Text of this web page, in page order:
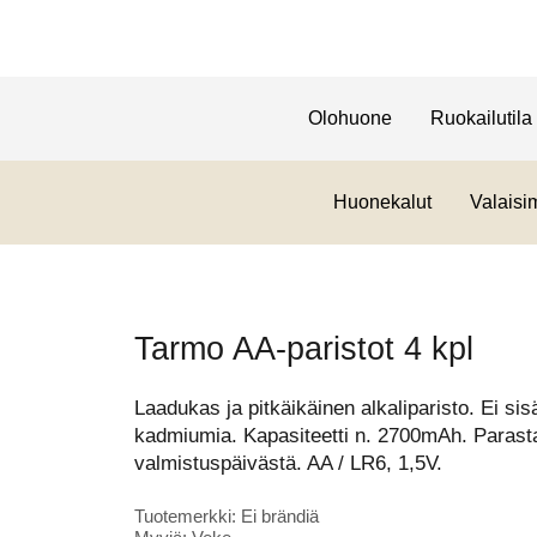
Olohuone Ruokailutila
Huonekalut
Tarmo AA-paristot 4 kpl
Laadukas ja pitkäikäinen alkaliparisto. Ei
kadmiumia. Kapasiteetti n. 2700mAh.
valmistuspäivästä. AA / LR6, 1,5V.
Tuotemerkki: Ei brändiä